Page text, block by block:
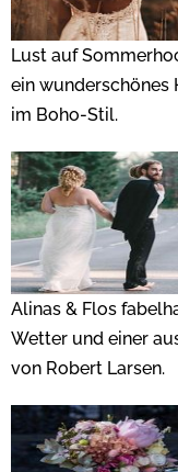
Lust auf
ein wunderschönes
im Boho-Stil.
Alinas & Flos
Wetter und einer
von Robert Larsen.